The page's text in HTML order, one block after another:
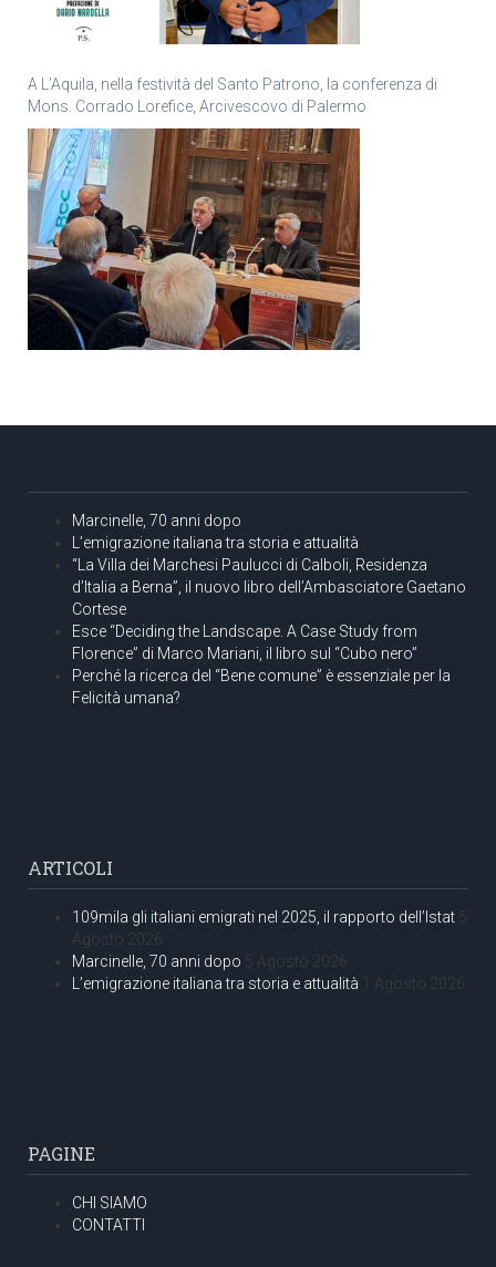
A L’Aquila, nella festività del Santo Patrono, la conferenza di
Mons. Corrado Lorefice, Arcivescovo di Palermo
Marcinelle, 70 anni dopo
L’emigrazione italiana tra storia e attualità
“La Villa dei Marchesi Paulucci di Calboli, Residenza
d’Italia a Berna”, il nuovo libro dell’Ambasciatore Gaetano
Cortese
Esce “Deciding the Landscape. A Case Study from
Florence” di Marco Mariani, il libro sul “Cubo nero”
Perché la ricerca del “Bene comune” è essenziale per la
Felicità umana?
ARTICOLI
109mila gli italiani emigrati nel 2025, il rapporto dell’Istat 5
Agosto 2026
Marcinelle, 70 anni dopo 5 Agosto 2026
L’emigrazione italiana tra storia e attualità 1 Agosto 2026
PAGINE
CHI SIAMO
CONTATTI